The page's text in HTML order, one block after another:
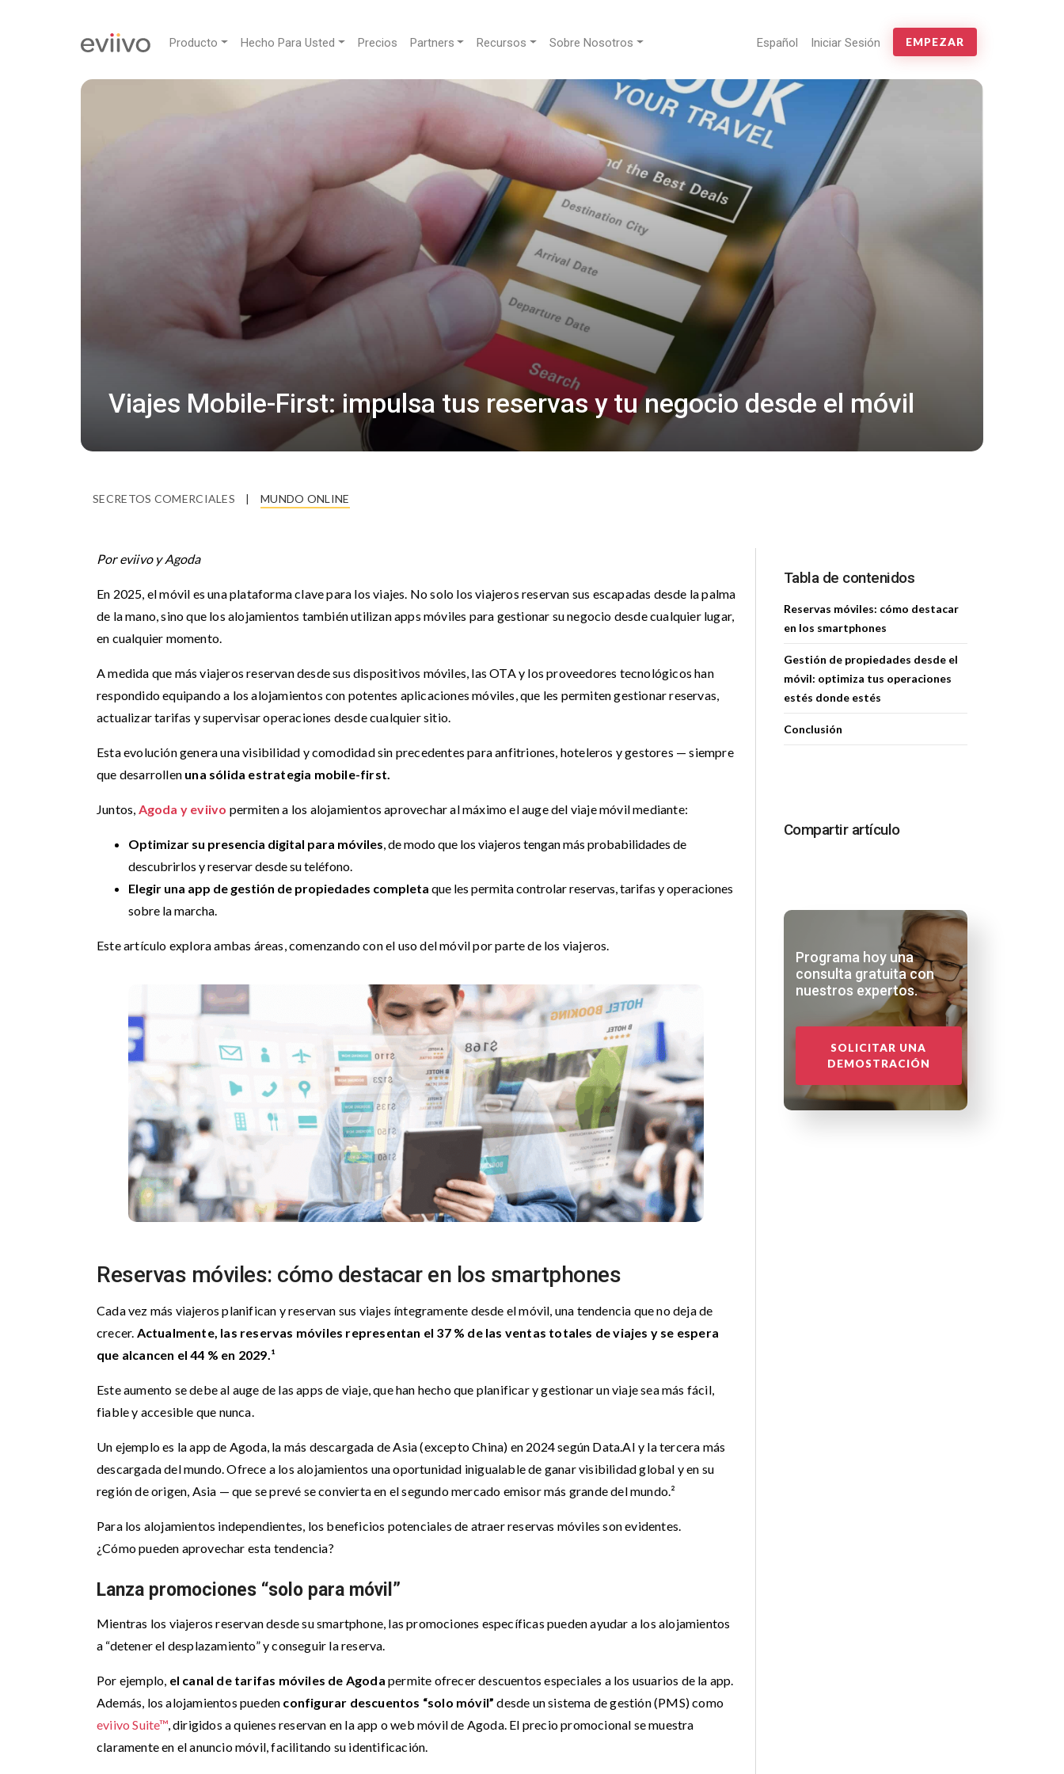
Producto Hecho Para Usted Precios Partners Recursos Sobre Nosotros Español Iniciar Sesión EMPEZAR
Viajes Mobile-First: impulsa tus reservas y tu negocio desde el móvil
SECRETOS COMERCIALES | MUNDO ONLINE
Por eviivo y Agoda
En 2025, el móvil es una plataforma clave para los viajes. No solo los viajeros reservan sus escapadas desde la palma
de la mano, sino que los alojamientos también utilizan apps móviles para gestionar su negocio desde cualquier lugar,
en cualquier momento.
A medida que más viajeros reservan desde sus dispositivos móviles, las OTA y los proveedores tecnológicos han
respondido equipando a los alojamientos con potentes aplicaciones móviles, que les permiten gestionar reservas,
actualizar tarifas y supervisar operaciones desde cualquier sitio.
Esta evolución genera una visibilidad y comodidad sin precedentes para anfitriones, hoteleros y gestores — siempre
que desarrollen una sólida estrategia mobile-first.
Juntos, Agoda y eviivo permiten a los alojamientos aprovechar al máximo el auge del viaje móvil mediante:
Optimizar su presencia digital para móviles, de modo que los viajeros tengan más probabilidades de
descubrirlos y reservar desde su teléfono.
Elegir una app de gestión de propiedades completa que les permita controlar reservas, tarifas y operaciones
sobre la marcha.
Este artículo explora ambas áreas, comenzando con el uso del móvil por parte de los viajeros.
Reservas móviles: cómo destacar en los smartphones
Cada vez más viajeros planifican y reservan sus viajes íntegramente desde el móvil, una tendencia que no deja de
crecer. Actualmente, las reservas móviles representan el 37 % de las ventas totales de viajes y se espera
que alcancen el 44 % en 2029.¹
Este aumento se debe al auge de las apps de viaje, que han hecho que planificar y gestionar un viaje sea más fácil,
fiable y accesible que nunca.
Un ejemplo es la app de Agoda, la más descargada de Asia (excepto China) en 2024 según Data.AI y la tercera más
descargada del mundo. Ofrece a los alojamientos una oportunidad inigualable de ganar visibilidad global y en su
región de origen, Asia — que se prevé se convierta en el segundo mercado emisor más grande del mundo.²
Para los alojamientos independientes, los beneficios potenciales de atraer reservas móviles son evidentes.
¿Cómo pueden aprovechar esta tendencia?
Lanza promociones “solo para móvil”
Mientras los viajeros reservan desde su smartphone, las promociones específicas pueden ayudar a los alojamientos
a “detener el desplazamiento” y conseguir la reserva.
Por ejemplo, el canal de tarifas móviles de Agoda permite ofrecer descuentos especiales a los usuarios de la app.
Además, los alojamientos pueden configurar descuentos “solo móvil” desde un sistema de gestión (PMS) como
eviivo Suite™, dirigidos a quienes reservan en la app o web móvil de Agoda. El precio promocional se muestra
claramente en el anuncio móvil, facilitando su identificación.
Tabla de contenidos
Reservas móviles: cómo destacar
en los smartphones
Gestión de propiedades desde el
móvil: optimiza tus operaciones
estés donde estés
Conclusión
Compartir artículo
Programa hoy una
consulta gratuita con
nuestros expertos.
SOLICITAR UNA
DEMOSTRACIÓN